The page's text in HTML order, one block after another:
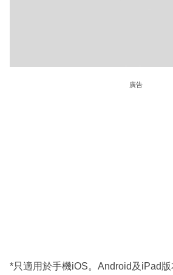
廣告
*只適用於手機iOS。Android及iPad